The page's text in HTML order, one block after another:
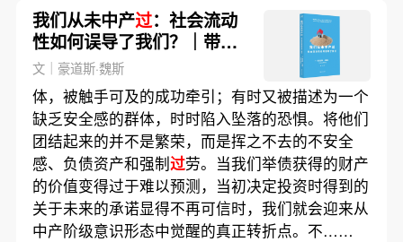
我们从未中产过：社会流动
性如何误导了我们？｜带着
问题去读书
文｜豪道斯·魏斯
体，被触手可及的成功牵引；有时又被描述为一个
缺乏安全感的群体，时时陷入坠落的恐惧。将他们
团结起来的并不是繁荣，而是挥之不去的不安全
感、负债资产和强制过劳。当我们举债获得的财产
的价值变得过于难以预测，当初决定投资时得到的
关于未来的承诺显得不再可信时，我们就会迎来从
中产阶级意识形态中觉醒的真正转折点。不……